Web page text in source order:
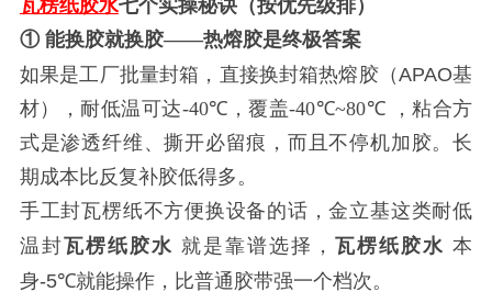
瓦楞纸胶水七个实操秘诀（按优先级排）
① 能换胶就换胶——热熔胶是终极答案
如果是工厂批量封箱，直接换封箱热熔胶（APAO基
材），耐低温可达-40℃ ，覆盖-40℃~80℃
，粘合方
式是渗透纤维、撕开必留痕，而且不停机加胶。长
期成本比反复补胶低得多。
手工封瓦楞纸不方便换设备的话，金立基这类耐低
温封瓦楞纸胶水 就是靠谱选择，瓦楞纸胶水 本
身-5℃就能操作，比普通胶带强一个档次。